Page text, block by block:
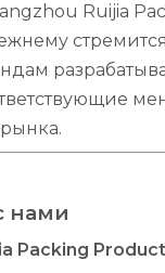
Ruijia
нами
Packing